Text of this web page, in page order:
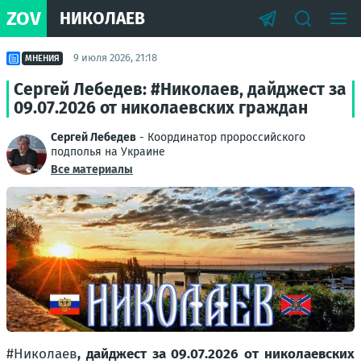
ZOV НИКОЛАЕВ
МНЕНИЯ 9 июля 2026, 21:18
Сергей Лебедев: #Николаев, дайджест за
09.07.2026 от николаевских граждан
Сергей Лебедев - Координатор пророссийского
подполья на Украине
Все материалы
#Николаев, дайджест за 09.07.2026 от николаевских